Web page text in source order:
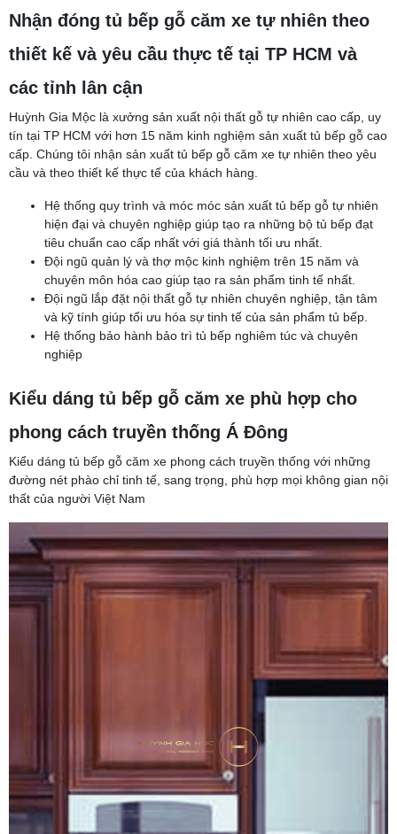
Nhận đóng tủ bếp gỗ căm xe tự nhiên theo
thiết kế và yêu cầu thực tế tại TP HCM và
các tỉnh lân cận
Huỳnh Gia Mộc là xưởng sản xuất nội thất gỗ tự nhiên cao cấp, uy
tín tại TP HCM với hơn 15 năm kinh nghiệm sản xuất tủ bếp gỗ cao
cấp. Chúng tôi nhận sản xuất tủ bếp gỗ căm xe tự nhiên theo yêu
cầu và theo thiết kế thực tế của khách hàng.
Hệ thống quy trình và móc móc sản xuất tủ bếp gỗ tự nhiên
hiện đại và chuyên nghiệp giúp tạo ra những bộ tủ bếp đạt
tiêu chuẩn cao cấp nhất với giá thành tối ưu nhất.
Đội ngũ quản lý và thợ mộc kinh nghiệm trên 15 năm và
chuyên môn hóa cao giúp tạo ra sản phẩm tinh tế nhất.
Đội ngũ lắp đặt nội thất gỗ tự nhiên chuyên nghiệp, tận tâm
và kỹ tính giúp tối ưu hóa sự tinh tế của sản phẩm tủ bếp.
Hệ thống bảo hành bảo trì tủ bếp nghiêm túc và chuyên
nghiệp
Kiểu dáng tủ bếp gỗ căm xe phù hợp cho
phong cách truyền thống Á Đông
Kiểu dáng tủ bếp gỗ căm xe phong cách truyền thống với những
đường nét phào chỉ tinh tế, sang trọng, phù hợp mọi không gian nội
thất của người Việt Nam